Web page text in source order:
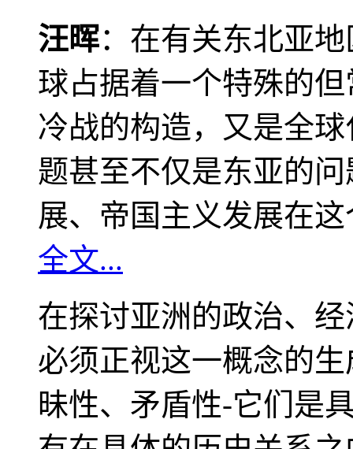
汪晖：在有关东北亚
球占据着一个特殊的
冷战的构造，又是全
题甚至不仅是东亚的
展、帝国主义发展在
全文...
在探讨亚洲的政治、
必须正视这一概念的
昧性、矛盾性-它们是